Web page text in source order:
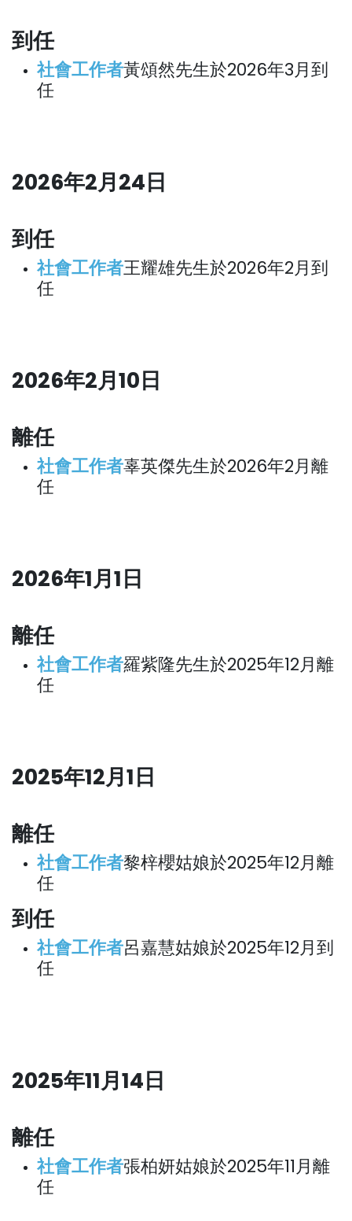
到任
社會工作者黃頌然先生於2026年3月到
任
2026年2月24日
到任
社會工作者王耀雄先生於2026年2月到
任
2026年2月10日
離任
社會工作者辜英傑先生於2026年2月離
任
2026年1月1日
離任
社會工作者羅紫隆先生於2025年12月離
任
2025年12月1日
離任
社會工作者黎梓櫻姑娘於2025年12月離
任
到任
社會工作者呂嘉慧姑娘於2025年12月到
任
2025年11月14日
離任
社會工作者張柏妍姑娘於2025年11月離
任